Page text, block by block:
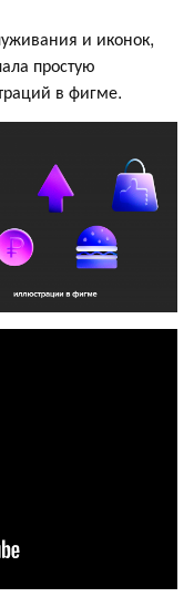
и иконок,
простую
в фигме.